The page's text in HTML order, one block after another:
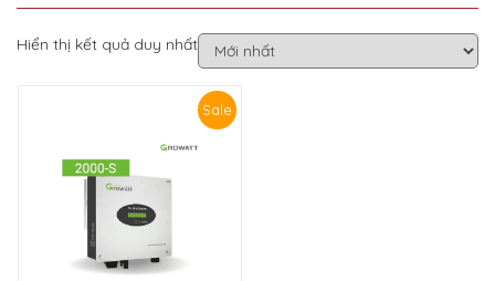
Hiển thị kết quả duy nhất
Sale